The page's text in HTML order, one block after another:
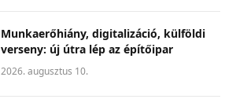
Munkaerőhiány, digitalizáció, külföldi
verseny: új útra lép az építőipar
2026. augusztus 10.